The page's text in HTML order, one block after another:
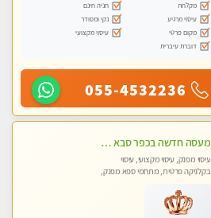
מקלחת
חניה חינם
עיסוי מרגיע
נקי ומסודר
מקום פרטי
עיסוי מקצועי
דוברת עיברית
055-4532236
מעסה חדשה בכפר סבא איכותית מקצועית ומפנקת מאוד חדשה מעסה צעירה ואלופה לעיסוי מפנק מומלץ מאוד ....פרטי!!
עיסוי מפנק, עיסוי מקצועי, עיסוי
בקלניקה פרטית, מתחמי ספא מפנק,